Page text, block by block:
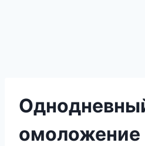
омоложение